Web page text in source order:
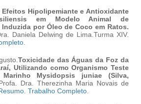
Efeitos Hipolipemiante e Antioxidante
em Modelo Animal de
por Óleo de Coco em Ratos.
Daniela Delwing de Lima.Turma XIV.
.
Toxicidade das Águas da Foz da
Utilizando como Organismo Teste
Marinho Mysidopsis juniae (Silva,
Dra. Therezinha Maria Novais de
. Trabalho Completo.